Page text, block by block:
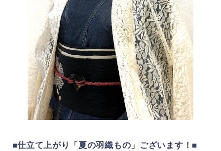
■仕立て上がり「夏の羽織もの」ございます！■